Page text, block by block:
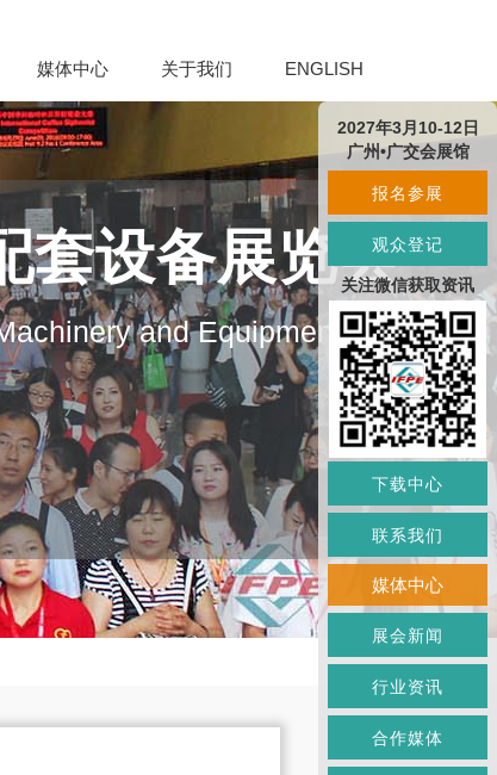
媒体中心 关于我们 ENGLISH
套设备展览会
and Equipment
2027年3月10-12日
广州•广交会展馆
报名参展
观众登记
关注微信获取资讯
下载中心
联系我们
媒体中心
展会新闻
行业资讯
合作媒体